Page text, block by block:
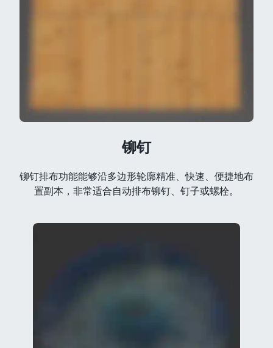
铆钉
铆钉排布功能能够沿多边形轮廓精准、快速、便捷地布
置副本，非常适合自动排布铆钉、钉子或螺栓。